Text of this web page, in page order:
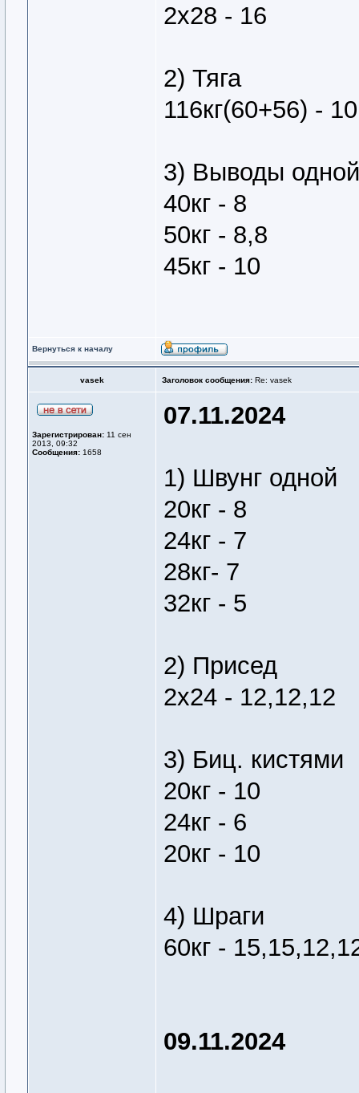
2х28 - 16
2) Тяга
116кг(60+56) -
3) Выводы одной
40кг - 8
50кг - 8,8
45кг - 10
Вернуться к началу
vasek Заголовок сообщения: Re: vasek
Зарегистрирован: 11 сен
2013, 09:32
Сообщения: 1658
07.11.2024
1) Швунг одной
20кг - 8
24кг - 7
28кг- 7
32кг - 5
2) Присед
2х24 - 12,12,12
3) Биц. кистями
20кг - 10
24кг - 6
20кг - 10
4) Шраги
60кг -
09.11.2024